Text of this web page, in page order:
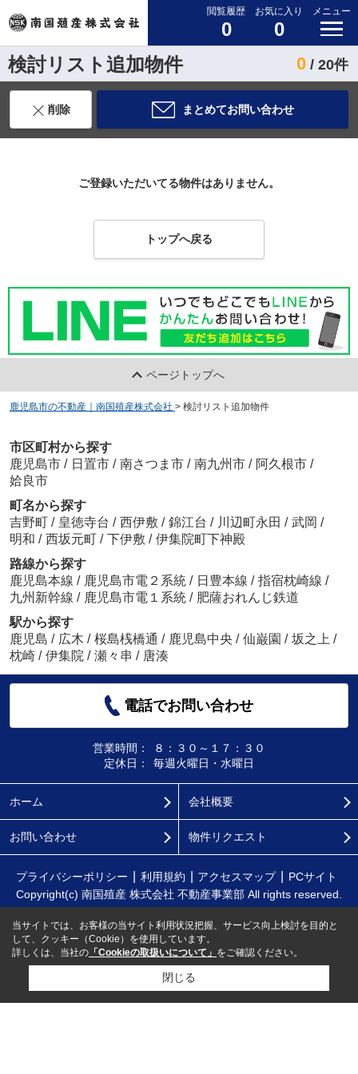
閲覧履歴
0
お気に入り
0
メニュー
検討リスト追加物件 0 / 20件
削除 まとめてお問い合わせ
ご登録いただいてる物件はありません。
トップへ戻る
ページトップへ
鹿児島市の不動産｜南国殖産株式会社 > 検討リスト追加物件
市区町村から探す
鹿児島市 / 日置市 / 南さつま市 / 南九州市 / 阿久根市 /
姶良市
町名から探す
吉野町 / 皇徳寺台 / 西伊敷 / 錦江台 / 川辺町永田 / 武岡 /
明和 / 西坂元町 / 下伊敷 / 伊集院町下神殿
路線から探す
鹿児島本線 / 鹿児島市電２系統 / 日豊本線 / 指宿枕崎線 /
九州新幹線 / 鹿児島市電１系統 / 肥薩おれんじ鉄道
駅から探す
鹿児島 / 広木 / 桜島桟橋通 / 鹿児島中央 / 仙巌園 / 坂之上 /
枕崎 / 伊集院 / 瀬々串 / 唐湊
電話でお問い合わせ
営業時間：
８：３０～１７：３０
定休日：
毎週火曜日・水曜日
ホーム 会社概要
お問い合わせ 物件リクエスト
プライバシーポリシー 利用規約 アクセスマップ
PCサイト
Copyright(c) 南国殖産 株式会社 不動産事業部 All rights reserved.
当サイトでは、お客様の当サイト利用状況把握、サービス向上検討を目的と
して、クッキー（Cookie）を使用しています。
詳しくは、当社の 「Cookieの取扱いについて」 をご確認ください。
閉じる